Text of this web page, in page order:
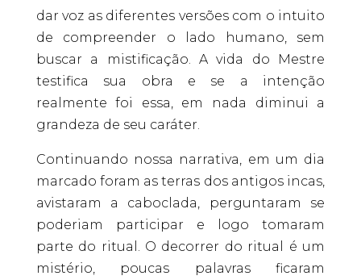
dar voz as diferentes versões com o intuito
de compreender o lado humano, sem
buscar a mistificação. A vida do Mestre
testifica sua obra e se a intenção
realmente foi essa, em nada diminui a
grandeza de seu caráter.
Continuando nossa narrativa, em um dia
marcado foram as terras dos antigos incas,
avistaram a caboclada, perguntaram se
poderiam participar e logo tomaram
parte do ritual. O decorrer do ritual é um
mistério, poucas palavras ficaram